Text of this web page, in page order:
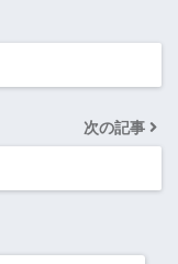
次の記事